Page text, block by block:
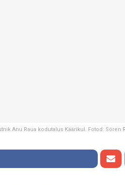
Anu Raua kodutalus Käärikul. Fotod: Sören